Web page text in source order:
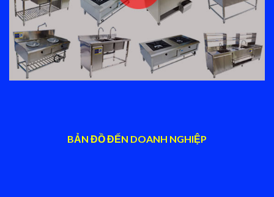
BẢN ĐỒ ĐẾN DOANH NGHIỆP